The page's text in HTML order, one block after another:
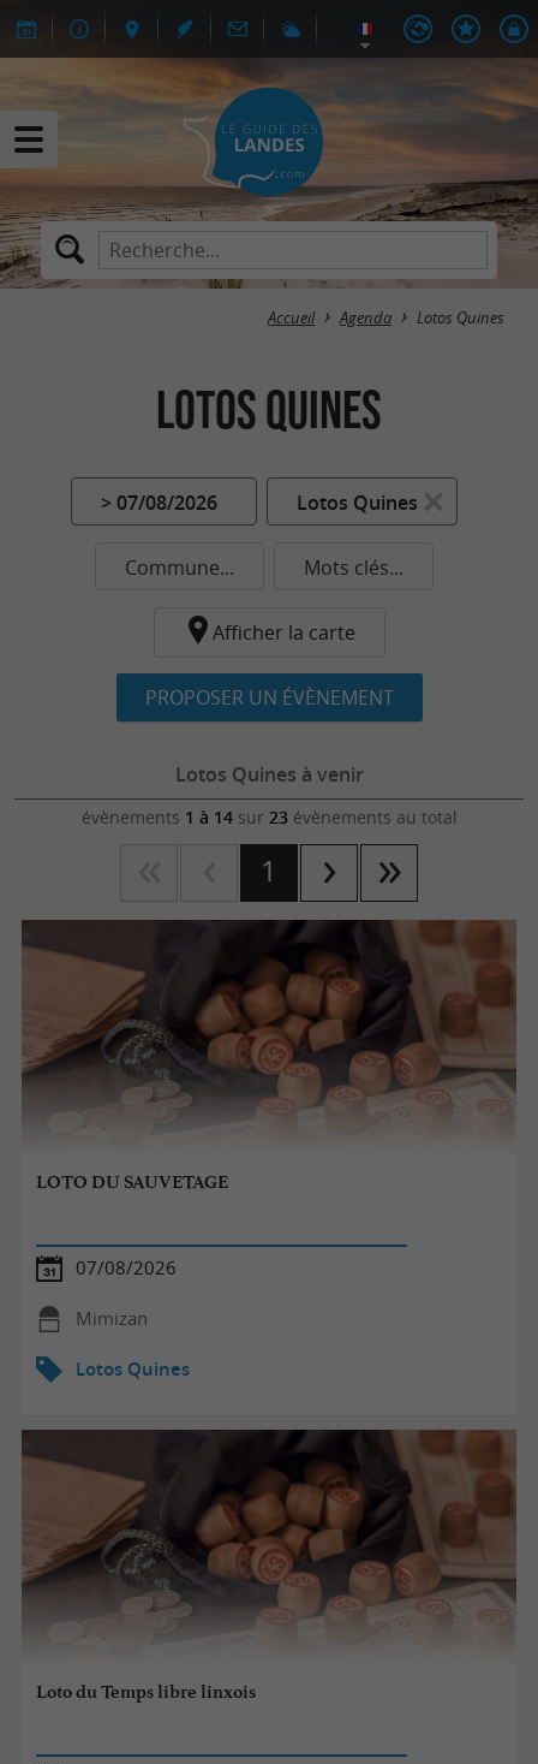
Accueil Agenda Lotos Quines
Lotos Quines
> 07/08/2026 Lotos Quines
Commune... Mots clés...
Afficher la carte
PROPOSER UN ÉVÈNEMENT
Lotos Quines à venir
évènements 1 à 14sur 23évènements au total
1
LOTO DU SAUVETAGE
07/08/2026
Mimizan
Lotos Quines
Loto du Temps libre linxois